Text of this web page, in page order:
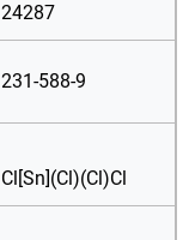
24287
231-588-9
Cl[Sn](Cl)(Cl)Cl